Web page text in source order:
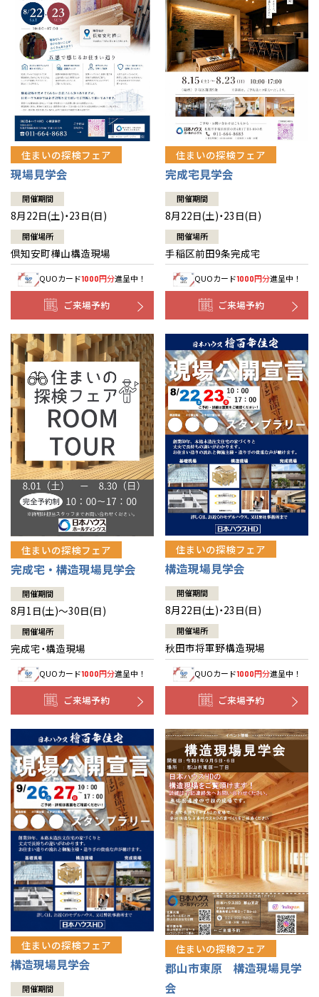
住まいの探検フェア
現場見学会
開催期間
8月22日(土)・23日(日)
開催場所
倶知安町樺山構造現場
QUOカード1000円分進呈中！
ご来場予約
住まいの探検フェア
完成宅見学会
開催期間
8月22日(土)・23日(日)
開催場所
手稲区前田9条完成宅
QUOカード1000円分進呈中！
ご来場予約
住まいの探検フェア
完成宅・構造現場見学会
開催期間
8月1日(土)～30日(日)
開催場所
完成宅・構造現場
QUOカード1000円分進呈中！
ご来場予約
住まいの探検フェア
構造現場見学会
開催期間
8月22日(土)・23日(日)
開催場所
秋田市将軍野構造現場
QUOカード1000円分進呈中！
ご来場予約
住まいの探検フェア
構造現場見学会
開催期間
住まいの探検フェア
郡山市東原 構造現場見学
会
北海道
札幌
道央
道北
道南
道東
東北
青森
秋田
岩手
山形
宮城
福島
甲信越・北陸
新潟
山梨
長野
富山
石川
福井
関東
東京
神奈川
埼玉
千葉
茨城
栃木
群馬
東海
愛知
岐阜
静岡
三重
近畿
大阪
京都
兵庫
奈良
滋賀
和歌山
中国・四国
岡山
香川
愛媛
鳥取
島根
広島
山口
徳島
高知
九州
福岡
佐賀
熊本
大分
宮崎
鹿児島
長崎
沖縄
分譲マンション
※現住所のある都道府県以外の建築予定地の方でも現住所の有るお近
くの展示場又は店舗にお問合せください。移住の計画の方もご相談対
応します。お気軽にご相談ください。
北海道
札幌
札幌
小樽
道央
苫小牧千歳
小樽
道北
道南
道東
釧路
東北
青森県
八戸
青森
秋田県
秋田
岩手県
山形県
宮城県
仙台
福島県
会津
甲信越・北陸
新潟県
長岡
山梨県
長野県
富山県
富山
石川県
福井県
福井
関東
東京都
神奈川県
相模
埼玉県
埼玉
千葉県
千葉
柏
茨城県
水戸
栃木県
宇都宮
小山
群馬県
群馬
伊勢崎
東海
愛知県
岐阜県
岐阜
静岡県
三重県
四日市
近畿
大阪府
大阪
京都府
京都
兵庫県
姫路
奈良県
奈良
中国・四国
岡山県
岡山
愛媛県
松山
九州
福岡県
福岡
佐賀県
佐賀
熊本県
熊本
大分県
大分
宮崎県
宮崎
鹿児島県
鹿児島